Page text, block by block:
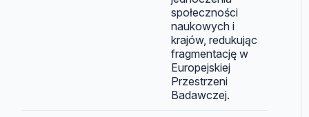
społeczności
naukowych i
krajów, redukując
fragmentację w
Europejskiej
Przestrzeni
Badawczej.